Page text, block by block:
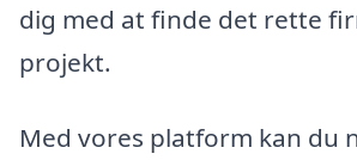
dig med at finde det rette
projekt.
Med vores platform kan du